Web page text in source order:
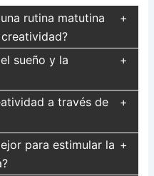
rutina matutina
sueño y la
a través de
para estimular la